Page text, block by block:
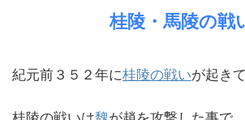
桂陵・馬陵の戦
紀元前３５２年に桂陵の戦いが起き